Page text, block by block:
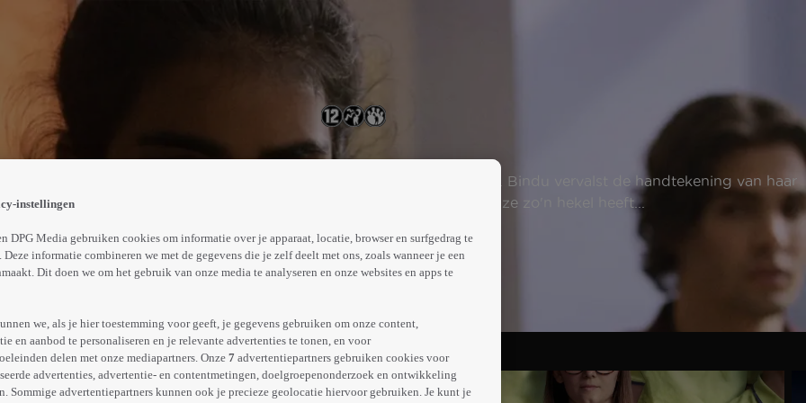
mogelijk mee stoppen. Daarvoor zal ze nog één test moeten maken. Bindu vervalst de handtekening van haar
Ze heeft hiervoor de hulp nodig van haar klasgenoten, aan wie ze zo'n hekel heeft...
Abonneren op Videoland
instellingen
DPG Media gebruiken cookies om informatie over je apparaat, locatie, browser en surfgedrag te
Deze informatie combineren we met de gegevens die je zelf deelt met ons, zoals wanneer je een
Dit doen we om het gebruik van onze media te analyseren en onze websites en apps te
we, als je hier toestemming voor geeft, je gegevens gebruiken om onze content,
en aanbod te personaliseren en je relevante advertenties te tonen, en voor
delen met onze mediapartners. Onze 7 advertentiepartners gebruiken cookies voor
advertenties, advertentie- en contentmetingen, doelgroepenonderzoek en ontwikkeling
Sommige advertentiepartners kunnen ook je precieze geolocatie hiervoor gebruiken. Je kunt je